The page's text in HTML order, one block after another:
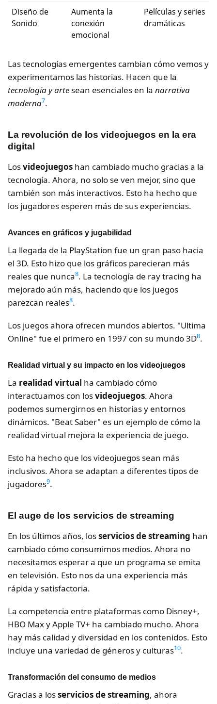
Diseño de
Sonido
Aumenta la
conexión
emocional
Películas y series
dramáticas
Las tecnologías emergentes cambian cómo vemos y
experimentamos las historias. Hacen que la
tecnología y arte sean esenciales en la narrativa
moderna7.
La revolución de los videojuegos en la era
digital
Losvideojuegos han cambiado mucho gracias a la
tecnología. Ahora, no solo se ven mejor, sino que
también son más interactivos. Esto ha hecho que
los jugadores esperen más de sus experiencias.
Avances en gráficos y jugabilidad
La llegada de la PlayStation fue un gran paso hacia
el 3D. Esto hizo que los gráficos parecieran más
reales que nunca8. La tecnología de ray tracing ha
mejorado aún más, haciendo que los juegos
parezcan reales8.
Los juegos ahora ofrecen mundos abiertos. "Ultima
Online" fue el primero en 1997 con su mundo 3D8.
Realidad virtual y su impacto en los videojuegos
La realidad virtual ha cambiado cómo
interactuamos con losvideojuegos. Ahora
podemos sumergirnos en historias y entornos
dinámicos. "Beat Saber" es un ejemplo de cómo la
realidad virtual mejora la experiencia de juego.
Esto ha hecho que los videojuegos sean más
inclusivos. Ahora se adaptan a diferentes tipos de
jugadores9.
El auge de los servicios de streaming
En los últimos años, losservicios de streaming han
cambiado cómo consumimos medios. Ahora no
necesitamos esperar a que un programa se emita
en televisión. Esto nos da una experiencia más
rápida y satisfactoria.
La competencia entre plataformas como Disney+,
HBO Max y Apple TV+ ha cambiado mucho. Ahora
hay más calidad y diversidad en los contenidos. Esto
incluye una variedad de géneros y culturas10.
Transformación del consumo de medios
Gracias a losservicios de streaming, ahora